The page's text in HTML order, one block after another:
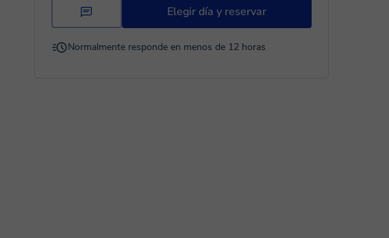
Elegir día y reservar
Normalmente responde en menos de 12 horas